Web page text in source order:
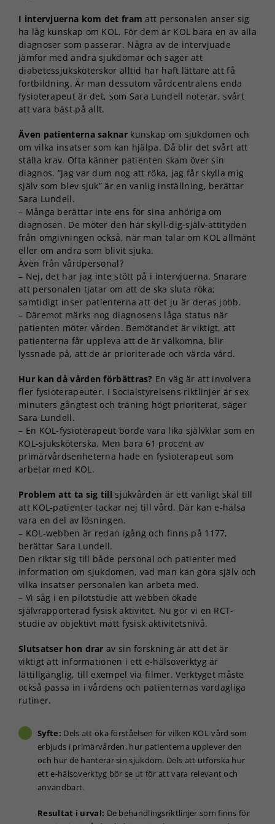
I intervjuerna kom det fram att personalen anser sig
ha låg kunskap om KOL. För dem är KOL bara en av alla
diagnoser som passerar. Några av de intervjuade
jämför med andra sjukdomar och säger att
diabetessjuksköterskor alltid har haft lättare att få
fortbildning. Är man dessutom vårdcentralens enda
fysioterapeut är det, som Sara Lundell noterar, svårt
att vara bäst på allt.
Även patienterna saknarkunskap om sjukdomen och
om vilka insatser som kan hjälpa. Då blir det svårt att
ställa krav. Ofta känner patienten skam över sin
diagnos. ”Jag var dum nog att röka, jag får skylla mig
själv som blev sjuk” är en vanlig inställning, berättar
Sara Lundell.
– Många berättar inte ens för sina anhöriga om
diagnosen. De möter den här skyll-dig-själv-attityden
från omgivningen också, när man talar om KOL allmänt
eller om andra som blivit sjuka.
Även från vårdpersonal?
– Nej, det har jag inte stött på i intervjuerna. Snarare
att personalen tjatar om att de ska sluta röka;
samtidigt inser patienterna att det ju är deras jobb.
– Däremot märks nog diagnosens låga status när
patienten möter vården. Bemötandet är viktigt, att
patienterna får uppleva att de är välkomna, blir
lyssnade på, att de är prioriterade och värda vård.
Hur kan då vården förbättras? En väg är att involvera
fler fysioterapeuter. I Socialstyrelsens riktlinjer är sex
minuters gångtest och träning högt prioriterat, säger
Sara Lundell.
– En KOL-fysioterapeut borde vara lika självklar som en
KOL-sjuksköterska. Men bara 61 procent av
primärvårdsenheterna hade en fysioterapeut som
arbetar med KOL.
Problem att ta sig till sjukvården är ett vanligt skäl till
att KOL-patienter tackar nej till vård. Där kan e-hälsa
vara en del av lösningen.
– KOL-webben är redan igång och finns på 1177,
berättar Sara Lundell.
Den riktar sig till både personal och patienter med
information om sjukdomen, vad man kan göra själv och
vilka insatser personalen kan arbeta med.
– Vi såg i en pilotstudie att webben ökade
självrapporterad fysisk aktivitet. Nu gör vi en RCT-
studie av objektivt mätt fysisk aktivitetsnivå.
Slutsatser hon drar av sin forskning är att det är
viktigt att informationen i ett e-hälsoverktyg är
lättillgänglig, till exempel via filmer. Verktyget måste
också passa in i vårdens och patienternas vardagliga
rutiner.
Syfte: Dels att öka förståelsen för vilken KOL-vård som
erbjuds i primärvården, hur patienterna upplever den
och hur de hanterar sin sjukdom. Dels att utforska hur
ett e-hälsoverktyg bör se ut för att vara relevant och
användbart.
Resultat i urval: De behandlingsriktlinjer som finns för